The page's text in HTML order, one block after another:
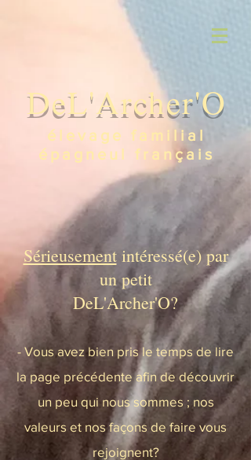
DeL'Archer'O
élevage familial
épagneul français
Sérieusementintéressé(e) par
un petit
DeL'Archer'O?
- Vous avez bien pris le temps de lire
la page précédente afin de découvrir
un peu qui nous sommes ; nos
valeurs et nos façons de faire vous
rejoignent?